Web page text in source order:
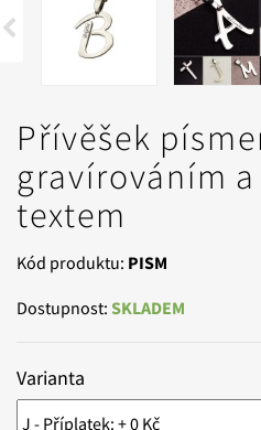
Přívěšek
gravírováním
textem
Kód produktu: PISM
Dostupnost: SKLADEM
Varianta